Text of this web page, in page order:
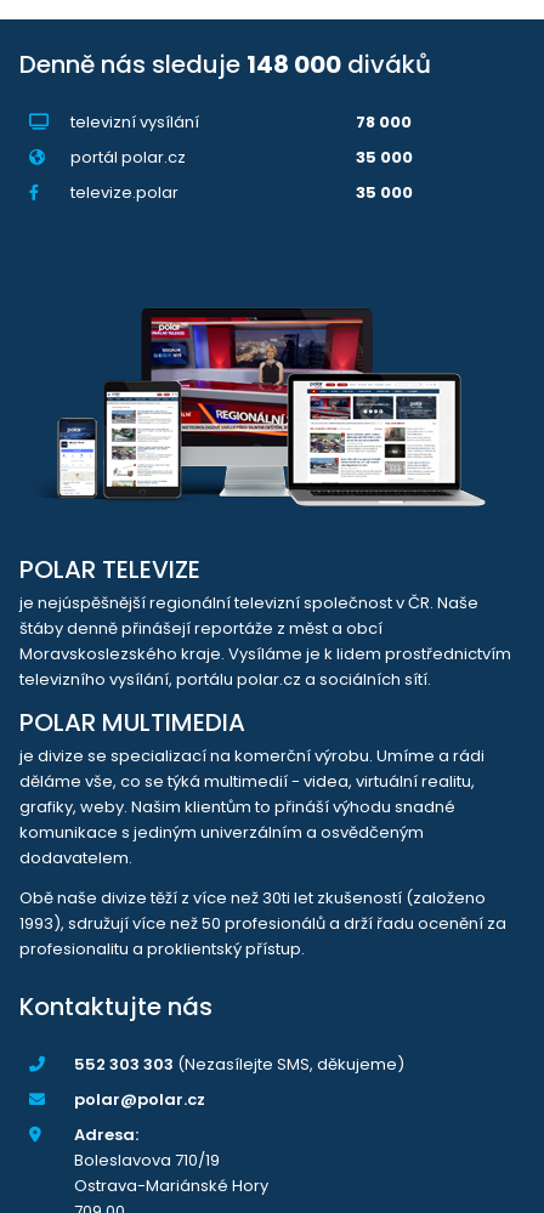
Denně nás sleduje 148 000 diváků
televizní vysílání
78 000
portál polar.cz
35 000
televize.polar
35 000
POLAR TELEVIZE
je nejúspěšnější regionální televizní společnost v ČR. Naše
štáby denně přinášejí reportáže z měst a obcí
Moravskoslezského kraje. Vysíláme je k lidem prostřednictvím
televizního vysílání, portálu polar.cz a sociálních sítí.
POLAR MULTIMEDIA
je divize se specializací na komerční výrobu. Umíme a rádi
děláme vše, co se týká multimedií - videa, virtuální realitu,
grafiky, weby. Našim klientům to přináší výhodu snadné
komunikace s jediným univerzálním a osvědčeným
dodavatelem.
Obě naše divize těží z více než 30ti let zkušeností (založeno
1993), sdružují více než 50 profesionálů a drží řadu ocenění za
profesionalitu a proklientský přístup.
Kontaktujte nás
552 303 303 (Nezasílejte SMS, děkujeme)
polar@polar.cz
Adresa:
Boleslavova 710/19
Ostrava-Mariánské Hory